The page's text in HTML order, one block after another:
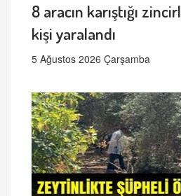
8 aracın karıştığı
kişi yaralandı
5 Ağustos 2026 Çarşamba